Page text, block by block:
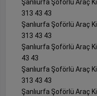
Şanlıurfa Şoförlü Araç
313 43 43
Şanlıurfa Şoförlü Araç
313 43 43
Şanlıurfa Şoförlü Araç
43 43
Şanlıurfa Şoförlü Araç
313 43 43
Şanlıurfa Şoförlü Araç